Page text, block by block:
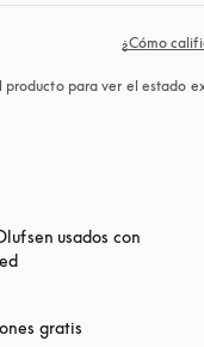
¿Cómo
producto para ver el estado
usados ​con
gratis